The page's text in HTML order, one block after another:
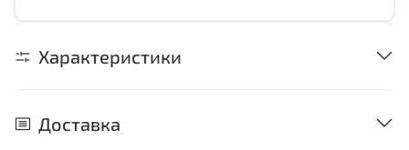
Характеристики
Доставка